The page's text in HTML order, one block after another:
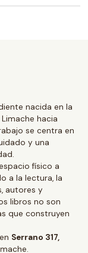
nacida en la
hacia
se centra en
y una
físico a
a la lectura, la
autores y
libros no son
que construyen
Serrano 317,